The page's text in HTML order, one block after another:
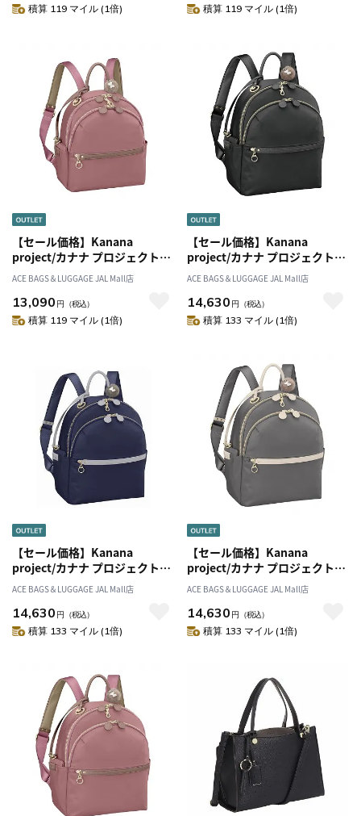
積算 119 マイル (1倍) 積算 119 マイル (1倍)
【セール価格】Kanana
project/カナナ プロジェクト
PJ-17 リュックサックM ミニポ
ーチ付き 10L 11942
ACE BAGS＆LUGGAGE JAL Mall店
13,090 円 （税込）
積算 119 マイル (1倍)
【セール価格】Kanana
project/カナナ プロジェクト
PJ-17 リュックサックL ミニポ
ーチ付き 15L 11943
ACE BAGS＆LUGGAGE JAL Mall店
14,630 円 （税込）
積算 133 マイル (1倍)
【セール価格】Kanana
project/カナナ プロジェクト
PJ-17 リュックサックL ミニポ
ACE BAGS＆LUGGAGE JAL Mall店
14,630 円 （税込）
積算 133 マイル (1倍)
【セール価格】Kanana
project/カナナ プロジェクト
PJ-17 リュックサックL ミニポ
ACE BAGS＆LUGGAGE JAL Mall店
14,630 円 （税込）
積算 133 マイル (1倍)